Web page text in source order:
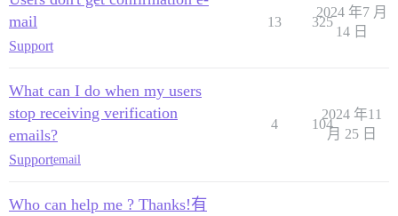
mail
Support
13 325
2024 年7 月
14 日
What can I do when my users
stop receiving verification
emails?
Supportemail
4 104
2024 年11
月 25 日
Who can help me ? Thanks!有